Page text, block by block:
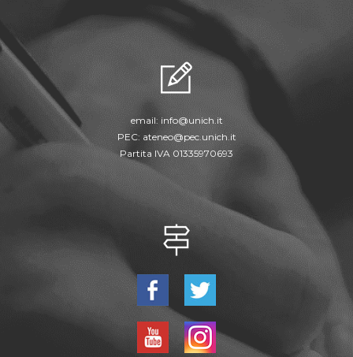
email: info@unich.it
PEC: ateneo@pec.unich.it
Partita IVA 01335970693